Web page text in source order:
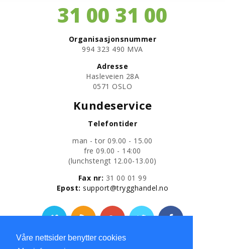
Våre nettsider benytter cookies
31 00 31 00
Organisasjonsnummer
​994 323 490 MVA
Adresse
Hasleveien 28A
0571 OSLO
Kundeservice
Telefontider
man - tor 09.00 - 15.00
fre 09.00 - 14:00
​(lunchstengt 12.00-13.00)
Fax nr: 31 00 01 99
​Epost:support@trygghandel.no